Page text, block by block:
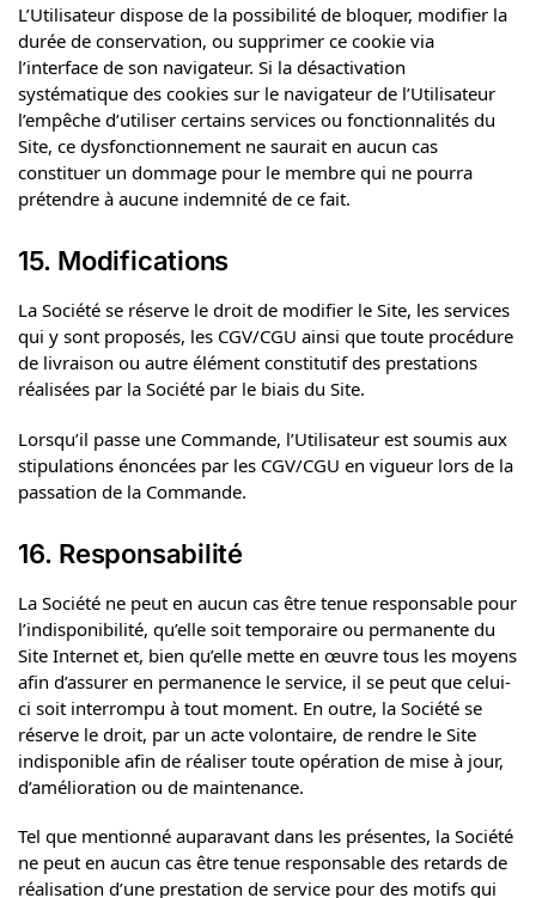
L’Utilisateur dispose de la possibilité de bloquer, modifier la
durée de conservation, ou supprimer ce cookie via
l’interface de son navigateur. Si la désactivation
systématique des cookies sur le navigateur de l’Utilisateur
l’empêche d’utiliser certains services ou fonctionnalités du
Site, ce dysfonctionnement ne saurait en aucun cas
constituer un dommage pour le membre qui ne pourra
prétendre à aucune indemnité de ce fait.
15. Modifications
La Société se réserve le droit de modifier le Site, les services
qui y sont proposés, les CGV/CGU ainsi que toute procédure
de livraison ou autre élément constitutif des prestations
réalisées par la Société par le biais du Site.
Lorsqu’il passe une Commande, l’Utilisateur est soumis aux
stipulations énoncées par les CGV/CGU en vigueur lors de la
passation de la Commande.
16. Responsabilité
La Société ne peut en aucun cas être tenue responsable pour
l’indisponibilité, qu’elle soit temporaire ou permanente du
Site Internet et, bien qu’elle mette en œuvre tous les moyens
afin d’assurer en permanence le service, il se peut que celui-
ci soit interrompu à tout moment. En outre, la Société se
réserve le droit, par un acte volontaire, de rendre le Site
indisponible afin de réaliser toute opération de mise à jour,
d’amélioration ou de maintenance.
Tel que mentionné auparavant dans les présentes, la Société
ne peut en aucun cas être tenue responsable des retards de
réalisation d’une prestation de service pour des motifs qui